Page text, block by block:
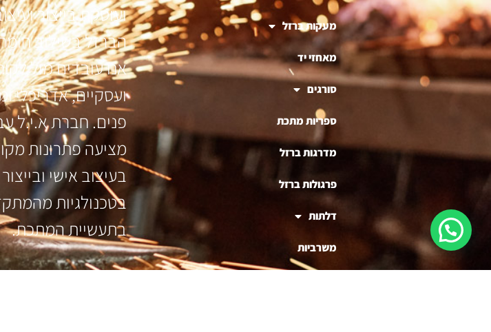
מעקות ברזל
מאחזי יד
סורגים
ספריות מתכת
מדרגות ברזל
פרגולות ברזל
דלתות
משרביות
ועוסקת בייצור
הברזל בשילוב
אנו עובדים מול
ועסקיים, אדריכלי
פנים. חברת א.י.ל
מציעה פתרונות
בעיצוב אישי ובייצור
בטכנולגיות
בתעשיית המתכת.